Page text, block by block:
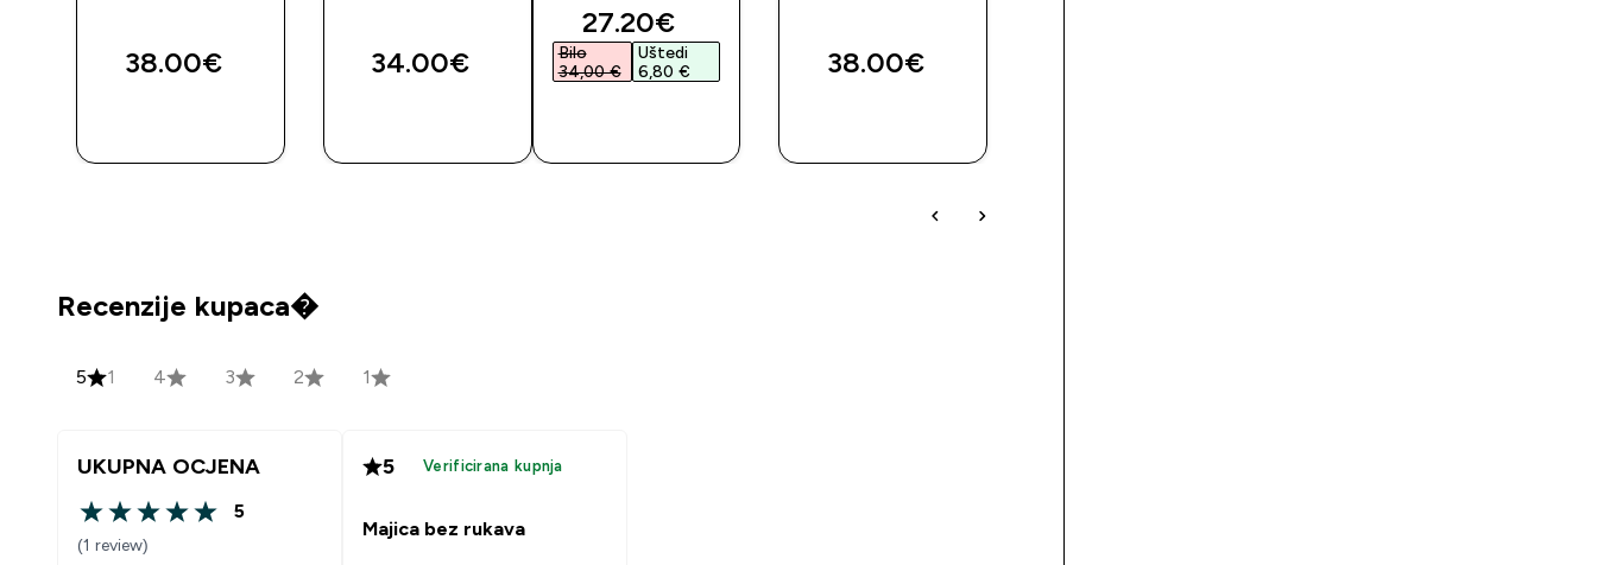
38.00€‎ 34.00€‎
discounted price
27.20€‎
Bilo
34,00 €‎
Uštedi
6,80 €‎
38.00€‎
Recenzije kupaca�
5 1 4 3 2 1
UKUPNA OCJENA
5 out of 5 stars
5
(1 review)
5 Verificirana kupnja
Majica bez rukava